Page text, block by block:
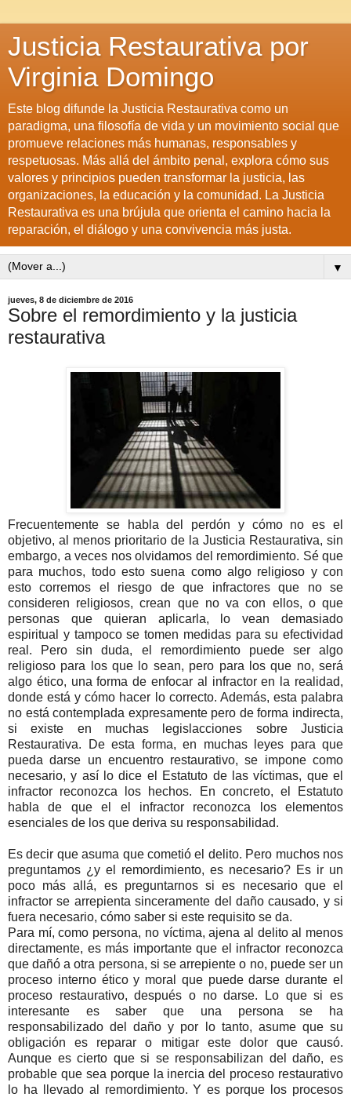
Justicia Restaurativa por
Virginia Domingo
Este blog difunde la Justicia Restaurativa como un
paradigma, una filosofía de vida y un movimiento social que
promueve relaciones más humanas, responsables y
respetuosas. Más allá del ámbito penal, explora cómo sus
valores y principios pueden transformar la justicia, las
organizaciones, la educación y la comunidad. La Justicia
Restaurativa es una brújula que orienta el camino hacia la
reparación, el diálogo y una convivencia más justa.
▼
jueves, 8 de diciembre de 2016
Sobre el remordimiento y la justicia
restaurativa
Frecuentemente se habla del perdón y cómo no es el
objetivo, al menos prioritario de la Justicia Restaurativa, sin
embargo, a veces nos olvidamos del remordimiento. Sé que
para muchos, todo esto suena como algo religioso y con
esto corremos el riesgo de que infractores que no se
consideren religiosos, crean que no va con ellos, o que
personas que quieran aplicarla, lo vean demasiado
espiritual y tampoco se tomen medidas para su efectividad
real. Pero sin duda, el remordimiento puede ser algo
religioso para los que lo sean, pero para los que no, será
algo ético, una forma de enfocar al infractor en la realidad,
donde está y cómo hacer lo correcto. Además, esta palabra
no está contemplada expresamente pero de forma indirecta,
si existe en muchas legislacciones sobre Justicia
Restaurativa. De esta forma, en muchas leyes para que
pueda darse un encuentro restaurativo, se impone como
necesario, y así lo dice el Estatuto de las víctimas, que el
infractor reconozca los hechos. En concreto, el Estatuto
habla de que el el infractor reconozca los elementos
esenciales de los que deriva su responsabilidad.
Es decir que asuma que cometió el delito. Pero muchos nos
preguntamos ¿y el remordimiento, es necesario? Es ir un
poco más allá, es preguntarnos si es necesario que el
infractor se arrepienta sinceramente del daño causado, y si
fuera necesario, cómo saber si este requisito se da.
Para mí, como persona, no víctima, ajena al delito al menos
directamente, es más importante que el infractor reconozca
que dañó a otra persona, si se arrepiente o no, puede ser un
proceso interno ético y moral que puede darse durante el
proceso restaurativo, después o no darse. Lo que si es
interesante es saber que una persona se ha
responsabilizado del daño y por lo tanto, asume que su
obligación es reparar o mitigar este dolor que causó.
Aunque es cierto que si se responsabilizan del daño, es
probable que sea porque la inercia del proceso restaurativo
lo ha llevado al remordimiento. Y es porque los procesos